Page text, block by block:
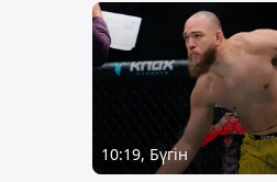
10:19, Бүгін